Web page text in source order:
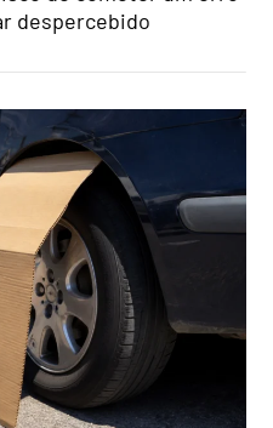
despercebido